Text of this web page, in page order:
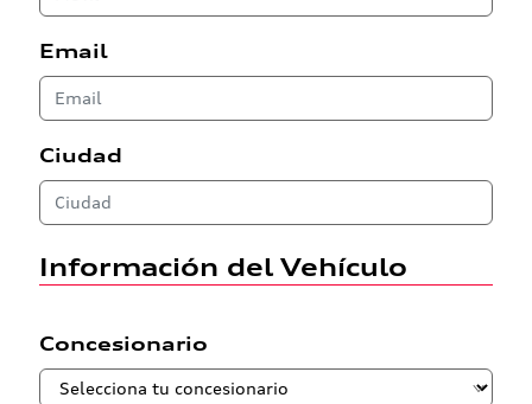
Email
Ciudad
Información del Vehículo
Concesionario